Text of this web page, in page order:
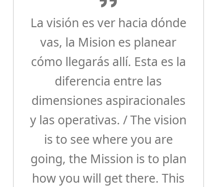
e
i
o
n
La visión es ver hacia dónde
vas, la Mision es planear
cómo llegarás allí. Esta es la
diferencia entre las
dimensiones aspiracionales
y las operativas. / The vision
is to see where you are
going, the Mission is to plan
how you will get there. This